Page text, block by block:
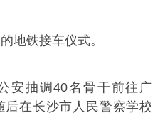
安抽调40名骨干前往广
在长沙市人民警察学校